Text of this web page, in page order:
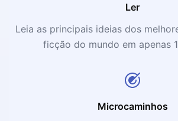
Ler
Leia as principais ideias dos
ficção do mundo em apenas
Microcaminhos